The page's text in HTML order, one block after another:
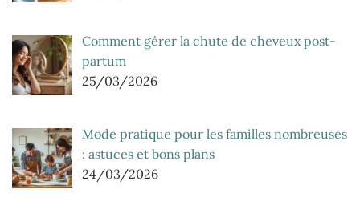
Comment gérer la chute de cheveux post-
partum
25/03/2026
Mode pratique pour les familles nombreuses
: astuces et bons plans
24/03/2026